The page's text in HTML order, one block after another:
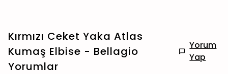
Kırmızı Ceket Yaka Atlas
Kumaş Elbise - Bellagio
Yorumlar
Yorum
Yap